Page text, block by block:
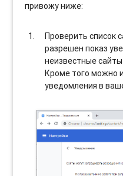
привожу ниже:
Проверить список
разрешен показ
неизвестные сайты
Кроме того можно
уведомления в